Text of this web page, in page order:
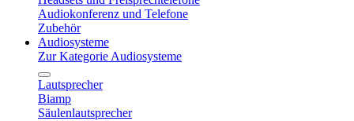
Audiokonferenz und Telefone
Zubehör
Audiosysteme
Zur Kategorie Audiosysteme
Lautsprecher
Biamp
Säulenlautsprecher